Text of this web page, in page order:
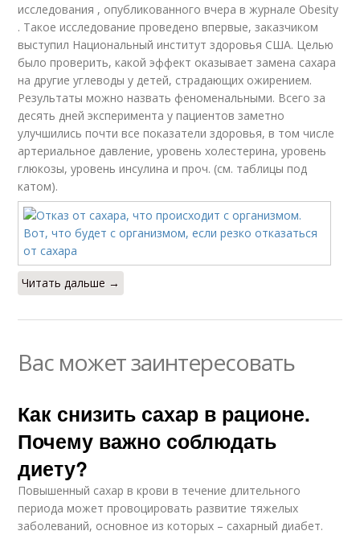
исследования , опубликованного вчера в журнале Obesity
. Такое исследование проведено впервые, заказчиком
выступил Национальный институт здоровья США. Целью
было проверить, какой эффект оказывает замена сахара
на другие углеводы у детей, страдающих ожирением.
Результаты можно назвать феноменальными. Всего за
десять дней эксперимента у пациентов заметно
улучшились почти все показатели здоровья, в том числе
артериальное давление, уровень холестерина, уровень
глюкозы, уровень инсулина и проч. (см. таблицы под
катом).
Читать дальше →
Вас может заинтересовать
Как снизить сахар в рационе.
Почему важно соблюдать
диету?
Повышенный сахар в крови в течение длительного
периода может провоцировать развитие тяжелых
заболеваний, основное из которых – сахарный диабет.